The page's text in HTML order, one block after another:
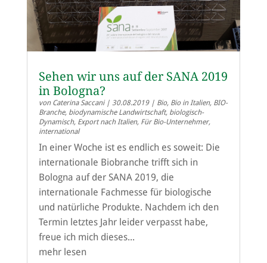
Sehen wir uns auf der SANA 2019
in Bologna?
von Caterina Saccani| 30.08.2019| Bio, Bio in Italien, BIO-
Branche, biodynamische Landwirtschaft, biologisch-
Dynamisch, Export nach Italien, Für Bio-Unternehmer,
international
In einer Woche ist es endlich es soweit: Die
internationale Biobranche trifft sich in
Bologna auf der SANA 2019, die
internationale Fachmesse für biologische
und natürliche Produkte. Nachdem ich den
Termin letztes Jahr leider verpasst habe,
freue ich mich dieses...
mehr lesen